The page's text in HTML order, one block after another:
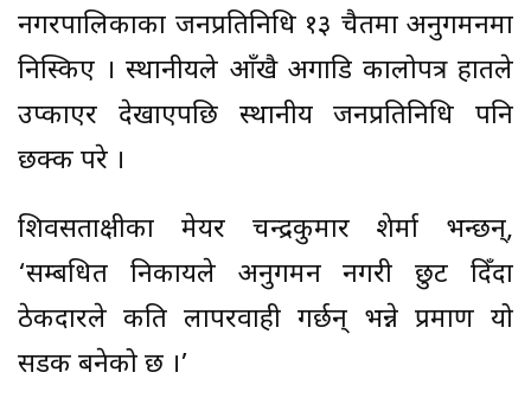
नगरपालिकाका जनप्रतिनिधि १३ चैतमा अनुगमनमा
निस्किए । स्थानीयले आँखै अगाडि कालोपत्र हातले
उप्काएर देखाएपछि स्थानीय जनप्रतिनिधि पनि
छक्क परे ।
शिवसताक्षीका मेयर चन्द्रकुमार शेर्मा भन्छन्,
‘सम्बधित निकायले अनुगमन नगरी छुट दिँदा
ठेकदारले कति लापरवाही गर्छन् भन्ने प्रमाण यो
सडक बनेको छ ।’